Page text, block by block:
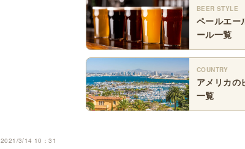
2021/3/14 10：31
BEER STYLE
ペールエー
ール一覧
COUNTRY
アメリカの
一覧